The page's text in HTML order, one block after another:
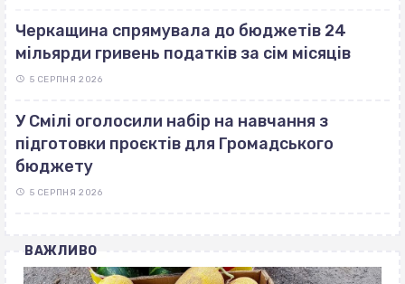
Черкащина спрямувала до бюджетів 24
мільярди гривень податків за сім місяців
5 СЕРПНЯ 2026
У Смілі оголосили набір на навчання з
підготовки проєктів для Громадського
бюджету
5 СЕРПНЯ 2026
ВАЖЛИВО